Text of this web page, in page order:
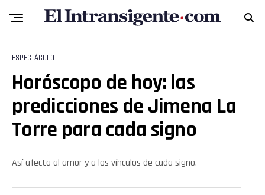
ESPECTÁCULO
Horóscopo de hoy: las
predicciones de Jimena La
Torre para cada signo
Así afecta al amor y a los vínculos de cada signo.